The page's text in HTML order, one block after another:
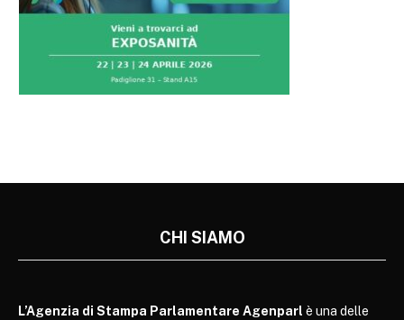
CHI SIAMO
L’Agenzia di Stampa Parlamentare Agenparl è una delle